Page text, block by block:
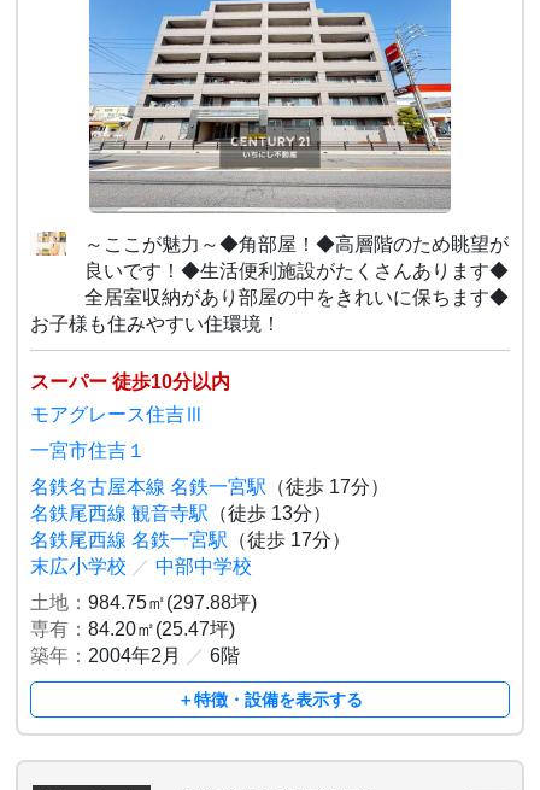
～ここが魅力～◆角部屋！◆高層階のため眺望が
良いです！◆生活便利施設がたくさんあります◆
全居室収納があり部屋の中をきれいに保ちます◆
お子様も住みやすい住環境！
スーパー 徒歩10分以内
モアグレース住吉Ⅲ
一宮市住吉１
名鉄名古屋本線 名鉄一宮駅 （徒歩 17分）
名鉄尾西線 観音寺駅 （徒歩 13分）
名鉄尾西線 名鉄一宮駅 （徒歩 17分）
末広小学校 ／ 中部中学校
土地：984.75㎡(297.88坪)
専有：84.20㎡(25.47坪)
築年： 2004年2月 ／ 6階
＋特徴・設備を表示する